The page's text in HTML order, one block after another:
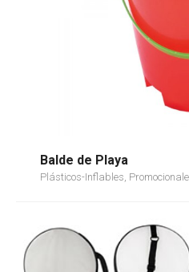
Balde de Playa
Plásticos-Inflables,